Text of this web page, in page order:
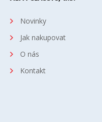
Novinky
Jak nakupovat
O nás
Kontakt